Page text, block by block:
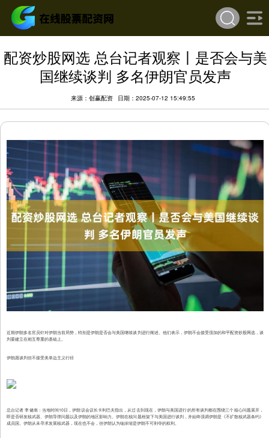
配资炒股网选 总台记者观察丨是否会与美
国继续谈判 多名伊朗官员发声
来源：创赢配资 日期：2025-07-12 15:49:55
近期伊朗多名官员针对伊朗当前局势，特别是伊朗是否会与美国继续谈判进行阐述。他们表示，伊朗不会接受强加的和平配资炒股网选，谈
判要建立在相互尊重的基础上。
伊朗愿谈判但不接受美单边主义行径
总台记者 李健南：当地时间10日，伊朗议会议长卡利巴夫指出，从过去到现在，伊朗与美国进行的所有谈判都在围绕三个核心问题展开，
即是否研发核武器、伊朗导弹问题以及伊朗的地区影响力。伊朗在核问题框架下与美国进行谈判，并始终强调伊朗是《不扩散核武器条约》
成员国。伊朗从未寻求发展核武器，现在也不会，但伊朗认为铀浓缩是伊朗不可剥夺的权利。